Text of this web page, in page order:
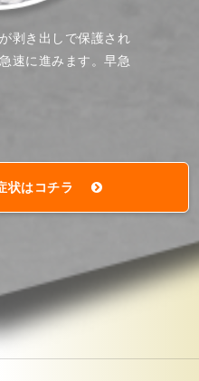
剥き出しで保護され
速に進みます。早急
状はコチラ